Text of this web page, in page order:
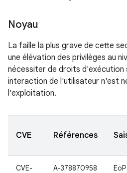
Noyau
La faille la plus grave de cette
une élévation des privilèges au
nécessiter de droits d'exécution
interaction de l'utilisateur n'est
l'exploitation.
CVE Références
CVE-
A-378870958
EoP